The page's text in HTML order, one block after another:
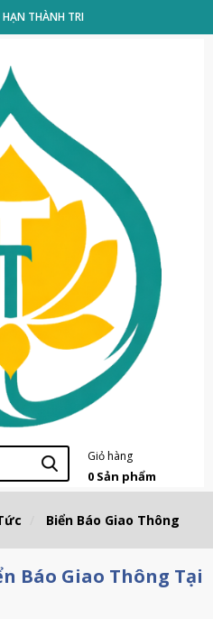
THÀNH TRI
Giỏ hàng
0 Sản phẩm
Biển Báo Giao Thông
Báo Giao Thông Tại